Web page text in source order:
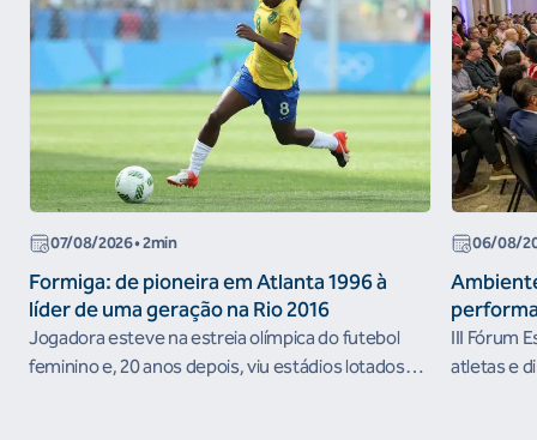
07/08/2026• 2min
Formiga: de pioneira em Atlanta 1996 à
líder de uma geração na Rio 2016
Jogadora esteve na estreia olímpica do futebol
feminino e, 20 anos depois, viu estádios lotados
06/08/
III Fórum
atletas e